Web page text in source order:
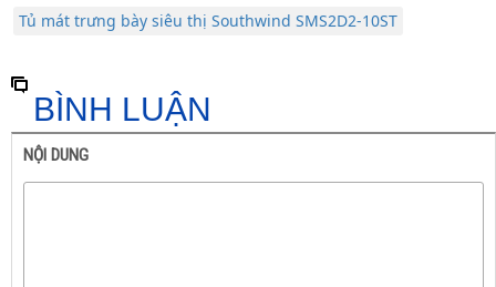
Tủ mát trưng bày siêu thị Southwind SMS2D2-10ST
BÌNH LUẬN
NỘI DUNG